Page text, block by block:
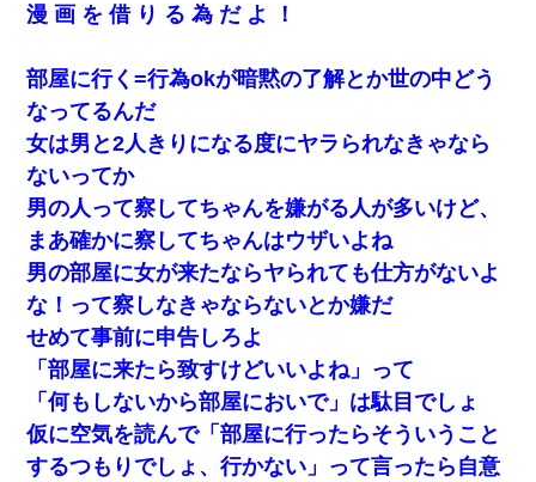
漫 画 を 借 り る 為 だ よ ！
部屋に行く=行為okが暗黙の了解とか世の中どう
なってるんだ
女は男と2人きりになる度にヤラられなきゃなら
ないってか
男の人って察してちゃんを嫌がる人が多いけど、
まあ確かに察してちゃんはウザいよね
男の部屋に女が来たならヤられても仕方がないよ
な！って察しなきゃならないとか嫌だ
せめて事前に申告しろよ
「部屋に来たら致すけどいいよね」って
「何もしないから部屋においで」は駄目でしょ
仮に空気を読んで「部屋に行ったらそういうこと
するつもりでしょ、行かない」って言ったら自意